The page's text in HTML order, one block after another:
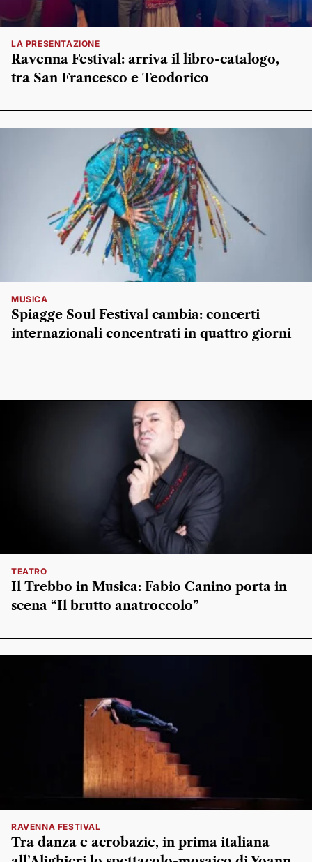
LA PRESENTAZIONE
Ravenna Festival: arriva il libro-catalogo,
tra San Francesco e Teodorico
MUSICA
Spiagge Soul Festival cambia: concerti
internazionali concentrati in quattro giorni
TEATRO
Il Trebbo in Musica: Fabio Canino porta in
scena “Il brutto anatroccolo”
RAVENNA FESTIVAL
Tra danza e acrobazie, in prima italiana